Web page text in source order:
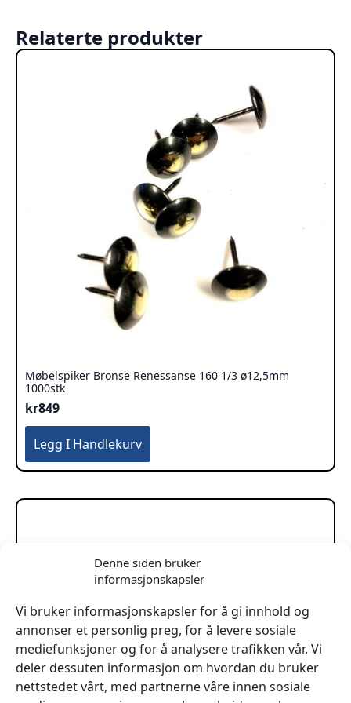
Denne siden bruker
informasjonskapsler
Vi bruker informasjonskapsler for å gi innhold og
annonser et personlig preg, for å levere sosiale
mediefunksjoner og for å analysere trafikken vår. Vi
deler dessuten informasjon om hvordan du bruker
nettstedet vårt, med partnerne våre innen sosiale
Relaterte produkter
Møbelspiker Bronse Renessanse 160 1/3 ø12,5mm
1000stk
kr849
Legg I Handlekurv